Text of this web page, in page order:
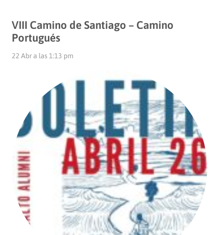
VIII Camino de Santiago – Camino
Portugués
22 Abr a las 1:13 pm